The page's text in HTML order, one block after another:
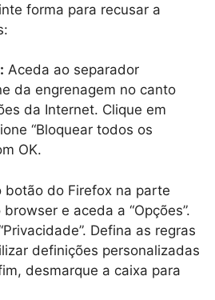
forma para recusar a
Aceda ao separador
da engrenagem no canto
da Internet. Clique em
“Bloquear todos os
OK.
botão do Firefox na parte
e aceda a “Opções”.
Defina as regras
definições personalizadas
desmarque a caixa para